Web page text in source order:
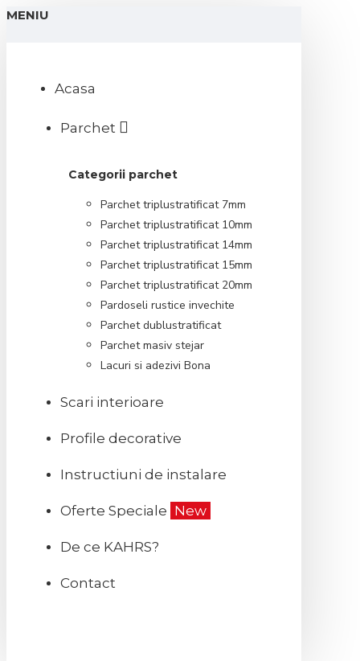
MENIU
Acasa
Parchet
Categorii parchet
Parchet triplustratificat 7mm
Parchet triplustratificat 10mm
Parchet triplustratificat 14mm
Parchet triplustratificat 15mm
Parchet triplustratificat 20mm
Pardoseli rustice invechite
Parchet dublustratificat
Parchet masiv stejar
Lacuri si adezivi Bona
Scari interioare
Profile decorative
Instructiuni de instalare
Oferte Speciale New
De ce KAHRS?
Contact